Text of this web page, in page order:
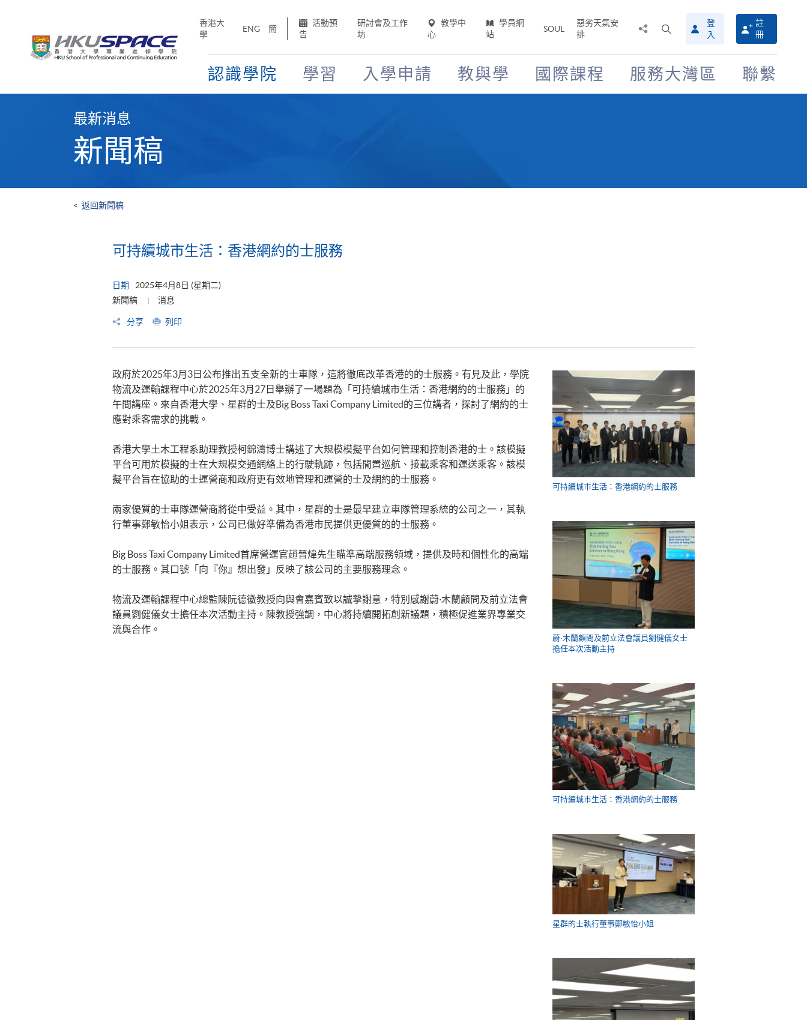
香港大
學
ENG 簡
活動預
告
研討會及工作
坊
教學中
心
學員網
站
SOUL
惡劣天氣安
排
搜
尋
介
面
登
入
註
冊
認識學院 學習 入學申請 教與學 國際課程 服務大灣區 聯繫
最新消息
新聞稿
< 返回新聞稿
可持續城市生活：香港網約的士服務
日期
2025年4月8日 (星期二)
新聞稿
消息
分享 列印
可持續城市生活：香港網約的士服務
蔚·木蘭顧問及前立法會議員劉健儀女士
擔任本次活動主持
可持續城市生活：香港網約的士服務
星群的士執行董事鄭敏怡小姐
政府於2025年3月3日公布推出五支全新的士車隊，這將徹底改革香港的的士服務。有見及此，學院
物流及運輸課程中心於2025年3月27日舉辦了一場題為「可持續城市生活：香港網約的士服務」的
午間講座。來自香港大學、星群的士及Big Boss Taxi Company Limited的三位講者，探討了網約的士
應對乘客需求的挑戰。
香港大學土木工程系助理教授柯錦濤博士講述了大規模模擬平台如何管理和控制香港的士。該模擬
平台可用於模擬的士在大規模交通網絡上的行駛軌跡，包括閒置巡航、接載乘客和運送乘客。該模
擬平台旨在協助的士運營商和政府更有效地管理和運營的士及網約的士服務。
兩家優質的士車隊運營商將從中受益。其中，星群的士是最早建立車隊管理系統的公司之一，其執
行董事鄭敏怡小姐表示，公司已做好準備為香港市民提供更優質的的士服務。
Big Boss Taxi Company Limited首席營運官趙晉煒先生瞄準高端服務領域，提供及時和個性化的高端
的士服務。其口號「向『你』想出發」反映了該公司的主要服務理念。
物流及運輸課程中心總監陳阮德徽教授向與會嘉賓致以誠摯謝意，特別感謝蔚·木蘭顧問及前立法會
議員劉健儀女士擔任本次活動主持。陳教授強調，中心將持續開拓創新議題，積極促進業界專業交
流與合作。